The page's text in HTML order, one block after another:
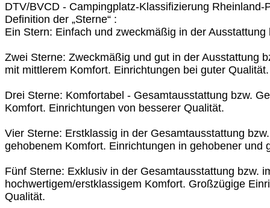
DTV/BVCD - Campingplatz-Klassifizierung Rheinland-
Definition der „Sterne“ :
Ein Stern: Einfach und zweckmäßig in der
Zwei Sterne: Zweckmäßig und gut in der Ausstattung
mit mittlerem Komfort. Einrichtungen bei guter Qualität.
Drei Sterne: Komfortabel - Gesamtausstattung bzw.
Komfort. Einrichtungen von besserer Qualität.
Vier Sterne: Erstklassig in der Gesamtausstattung
gehobenem Komfort. Einrichtungen in gehobener und
Fünf Sterne: Exklusiv in der Gesamtausstattung bzw.
hochwertigem/erstklassigem Komfort. Großzügige
Qualität.